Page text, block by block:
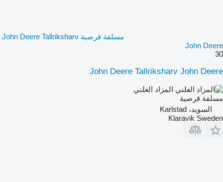
مسلفة قرصية John Deere Tallriksharv
John Deere
30
John Deere Tallriksharv John Deere
المزاد العلني
مسلفة قرصية
السويد، Karlstad
Klaravik Sweden